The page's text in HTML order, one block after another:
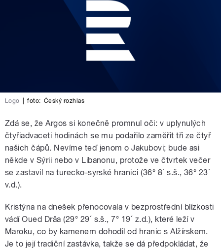
Logo foto: Český rozhlas
Zdá se, že Argos si konečně promnul oči: v uplynulých
čtyřiadvaceti hodinách se mu podařilo zaměřit tři ze čtyř
našich čápů. Nevíme teď jenom o Jakubovi; bude asi
někde v Sýrii nebo v Libanonu, protože ve čtvrtek večer
se zastavil na turecko-syrské hranici (36° 8´ s.š., 36° 23´
v.d.).
Kristýna na dnešek přenocovala v bezprostřední blízkosti
vádí Oued Drâa (29° 29´ s.š., 7° 19´ z.d.), které leží v
Maroku, co by kamenem dohodil od hranic s Alžírskem.
Je to její tradiční zastávka, takže se dá předpokládat, že